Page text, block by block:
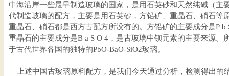
中海沿岸一些最早制造玻璃的国家，是用石英砂和天然纯碱（主
代制造玻璃的配方，主要是用石英砂，方铅矿、重晶石、硝石等
重晶石、硝石都是西方古配方所没有的。方铅矿的主要成分是P
重晶石的主要成分是B a S O 4，是古玻璃中钡元素的主要来源。
于古代世界各国的独特的PbO-BaO-SiO2玻璃。
上述中国古玻璃原料配方，是我们今天通过分析，检测得出的